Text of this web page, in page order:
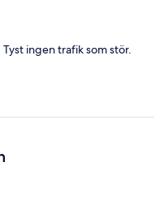
ingen trafik som stör.